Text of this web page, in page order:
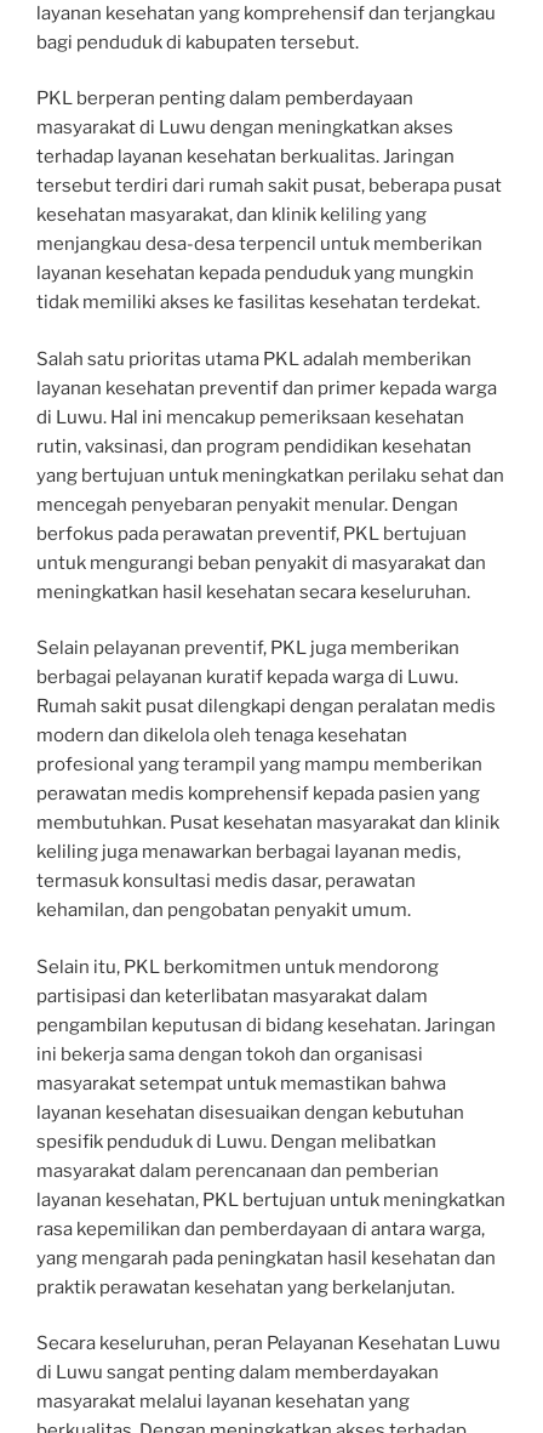
layanan kesehatan yang komprehensif dan terjangkau
bagi penduduk di kabupaten tersebut.
PKL berperan penting dalam pemberdayaan
masyarakat di Luwu dengan meningkatkan akses
terhadap layanan kesehatan berkualitas. Jaringan
tersebut terdiri dari rumah sakit pusat, beberapa pusat
kesehatan masyarakat, dan klinik keliling yang
menjangkau desa-desa terpencil untuk memberikan
layanan kesehatan kepada penduduk yang mungkin
tidak memiliki akses ke fasilitas kesehatan terdekat.
Salah satu prioritas utama PKL adalah memberikan
layanan kesehatan preventif dan primer kepada warga
di Luwu. Hal ini mencakup pemeriksaan kesehatan
rutin, vaksinasi, dan program pendidikan kesehatan
yang bertujuan untuk meningkatkan perilaku sehat dan
mencegah penyebaran penyakit menular. Dengan
berfokus pada perawatan preventif, PKL bertujuan
untuk mengurangi beban penyakit di masyarakat dan
meningkatkan hasil kesehatan secara keseluruhan.
Selain pelayanan preventif, PKL juga memberikan
berbagai pelayanan kuratif kepada warga di Luwu.
Rumah sakit pusat dilengkapi dengan peralatan medis
modern dan dikelola oleh tenaga kesehatan
profesional yang terampil yang mampu memberikan
perawatan medis komprehensif kepada pasien yang
membutuhkan. Pusat kesehatan masyarakat dan klinik
keliling juga menawarkan berbagai layanan medis,
termasuk konsultasi medis dasar, perawatan
kehamilan, dan pengobatan penyakit umum.
Selain itu, PKL berkomitmen untuk mendorong
partisipasi dan keterlibatan masyarakat dalam
pengambilan keputusan di bidang kesehatan. Jaringan
ini bekerja sama dengan tokoh dan organisasi
masyarakat setempat untuk memastikan bahwa
layanan kesehatan disesuaikan dengan kebutuhan
spesifik penduduk di Luwu. Dengan melibatkan
masyarakat dalam perencanaan dan pemberian
layanan kesehatan, PKL bertujuan untuk meningkatkan
rasa kepemilikan dan pemberdayaan di antara warga,
yang mengarah pada peningkatan hasil kesehatan dan
praktik perawatan kesehatan yang berkelanjutan.
Secara keseluruhan, peran Pelayanan Kesehatan Luwu
di Luwu sangat penting dalam memberdayakan
masyarakat melalui layanan kesehatan yang